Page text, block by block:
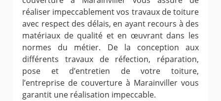
réaliser impeccablement vos travaux de toiture
avec respect des délais, en ayant recours à des
matériaux de qualité et en œuvrant dans les
normes du métier. De la conception aux
différents travaux de réfection, réparation,
pose et d’entretien de votre toiture,
l’entreprise de couverture à Marainviller vous
garantit une réalisation impeccable.